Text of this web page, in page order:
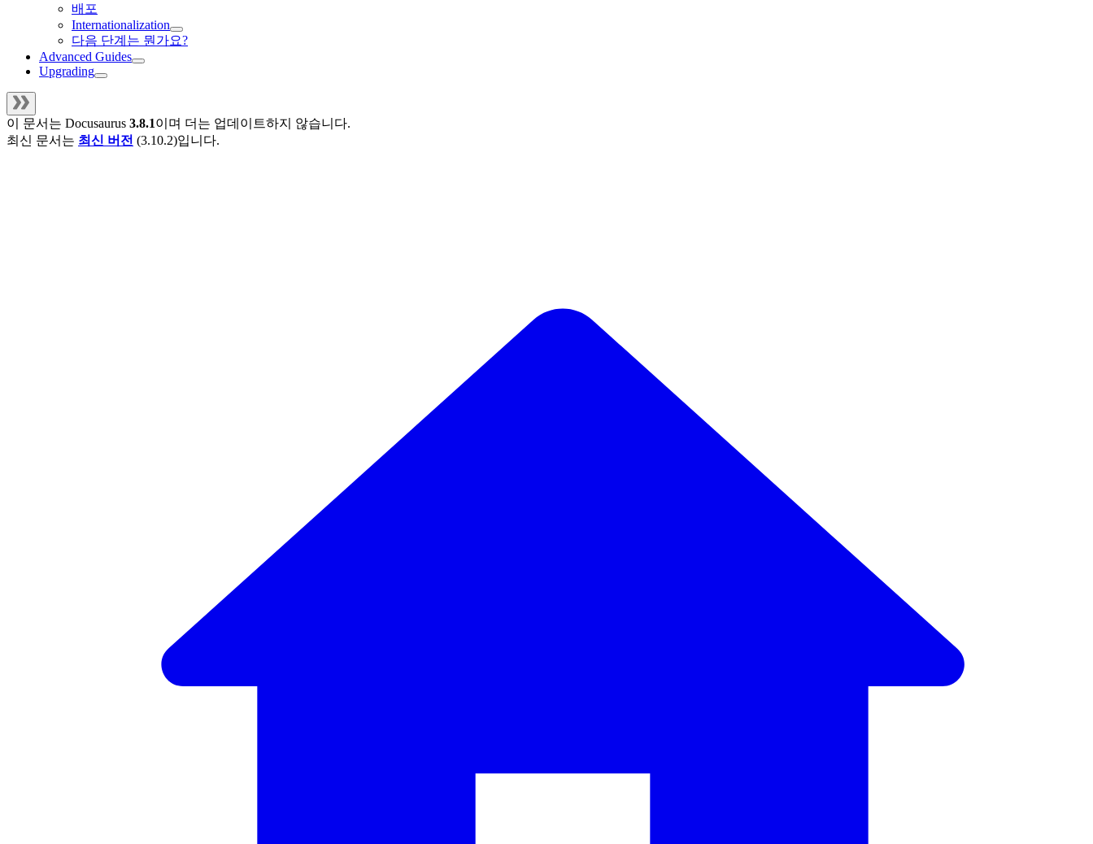
배포
Internationalization
다음 단계는 뭔가요?
Advanced Guides
Upgrading
이 문서는 Docusaurus 3.8.1이며 더는 업데이트하지 않습니다.
최신 문서는 최신 버전 (3.10.2)입니다.